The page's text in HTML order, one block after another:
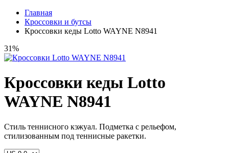
Главная
Кроссовки и бутсы
Кроссовки кеды Lotto WAYNE N8941
31%
Кроссовки кеды Lotto
WAYNE N8941
Стиль теннисного кэжуал. Подметка с рельефом,
стилизованным под теннисные ракетки.